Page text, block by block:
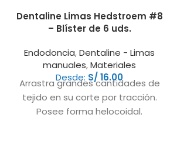
Dentaline Limas Hedstroem #8
– Blíster de 6 uds.
Endodoncia,Dentaline - Limas
manuales,Materiales
Desde: S/ 16.00
Arrastra grandes cantidades de
tejido en su corte por tracción.
Posee forma helocoidal.